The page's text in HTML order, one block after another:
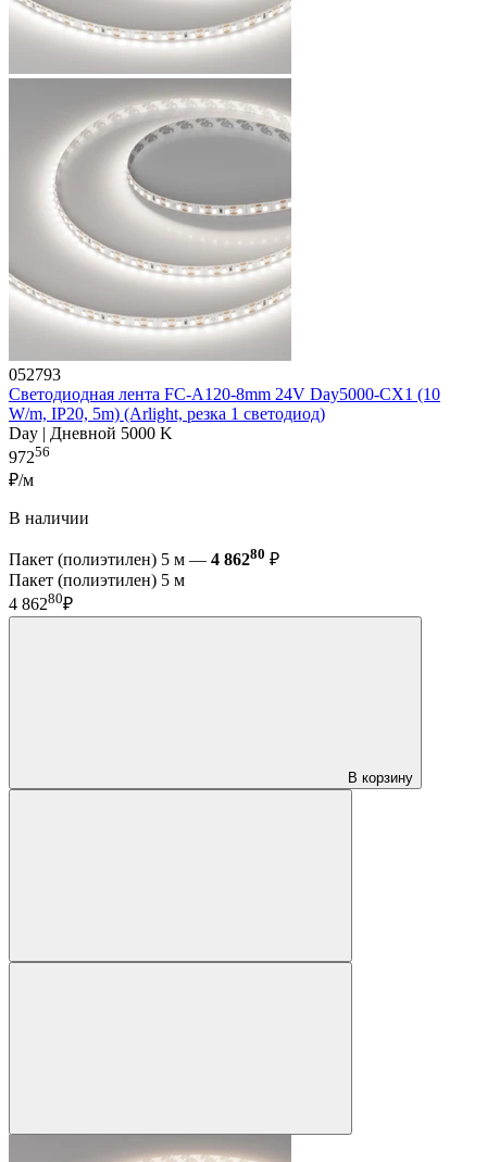
052793
Светодиодная лента FC-A120-8mm 24V Day5000-CX1 (10
W/m, IP20, 5m) (Arlight, резка 1 светодиод)
Day | Дневной 5000 K
97256
₽/м
В наличии
Пакет (полиэтилен) 5 м — 4 86280 ₽
Пакет (полиэтилен) 5 м
4 86280₽
В корзину